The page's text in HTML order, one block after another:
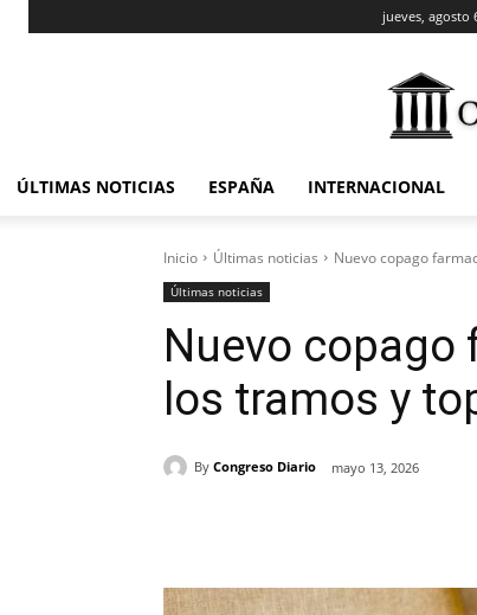
jueves, agosto
ÚLTIMAS NOTICIAS ESPAÑA INTERNACIONAL
Inicio Últimas noticias Nuevo copago
Últimas noticias
Nuevo copago
los tramos y
By Congreso Diario mayo 13, 2026